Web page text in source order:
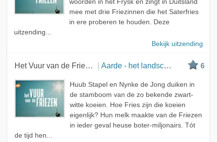
woorden in het Frysk en zingt in Duitsland
mee met drie Friezinnen die het Saterfries
in ere proberen te houden. Deze
uitzending...
Bekijk uitzending
Het Vuur van de Friezen Aarde - het landschap 6
Huub Stapel en Nynke de Jong duiken in
de stamboom van de zo bekende zwart-
witte koeien. Hoe Fries zijn die koeien
eigenlijk? Hun melk maakte van de Friezen
in ieder geval heuse boter-miljonairs. Tót
de tijd hen...